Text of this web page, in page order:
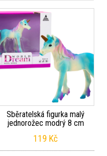
Sběratelská figurka malý
jednorožec modrý 8 cm
119 Kč